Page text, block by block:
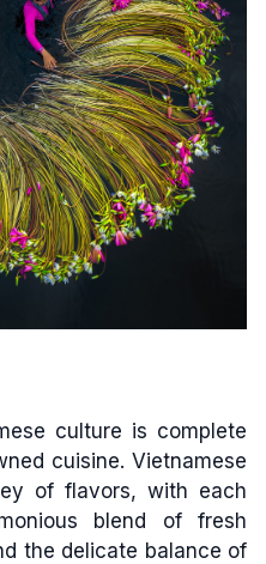
culture is complete
cuisine. Vietnamese
of flavors, with each
blend of fresh
the delicate balance of